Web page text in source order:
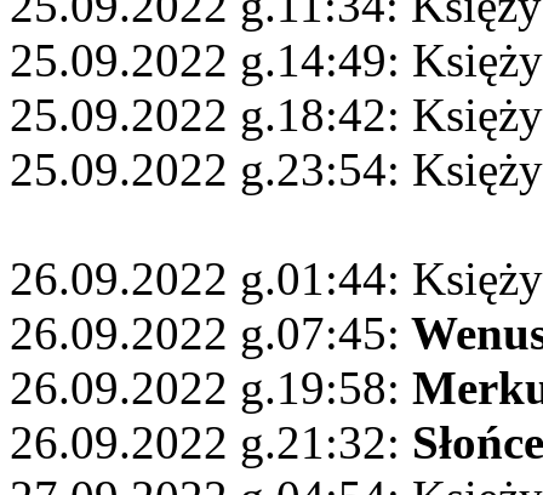
25.09.2022 g.14:49:
25.09.2022 g.18:42:
25.09.2022 g.23:54:
26.09.2022 g.01:44:
26.09.2022 g.07:45:
26.09.2022 g.19:58:
26.09.2022 g.21:32: Słońce